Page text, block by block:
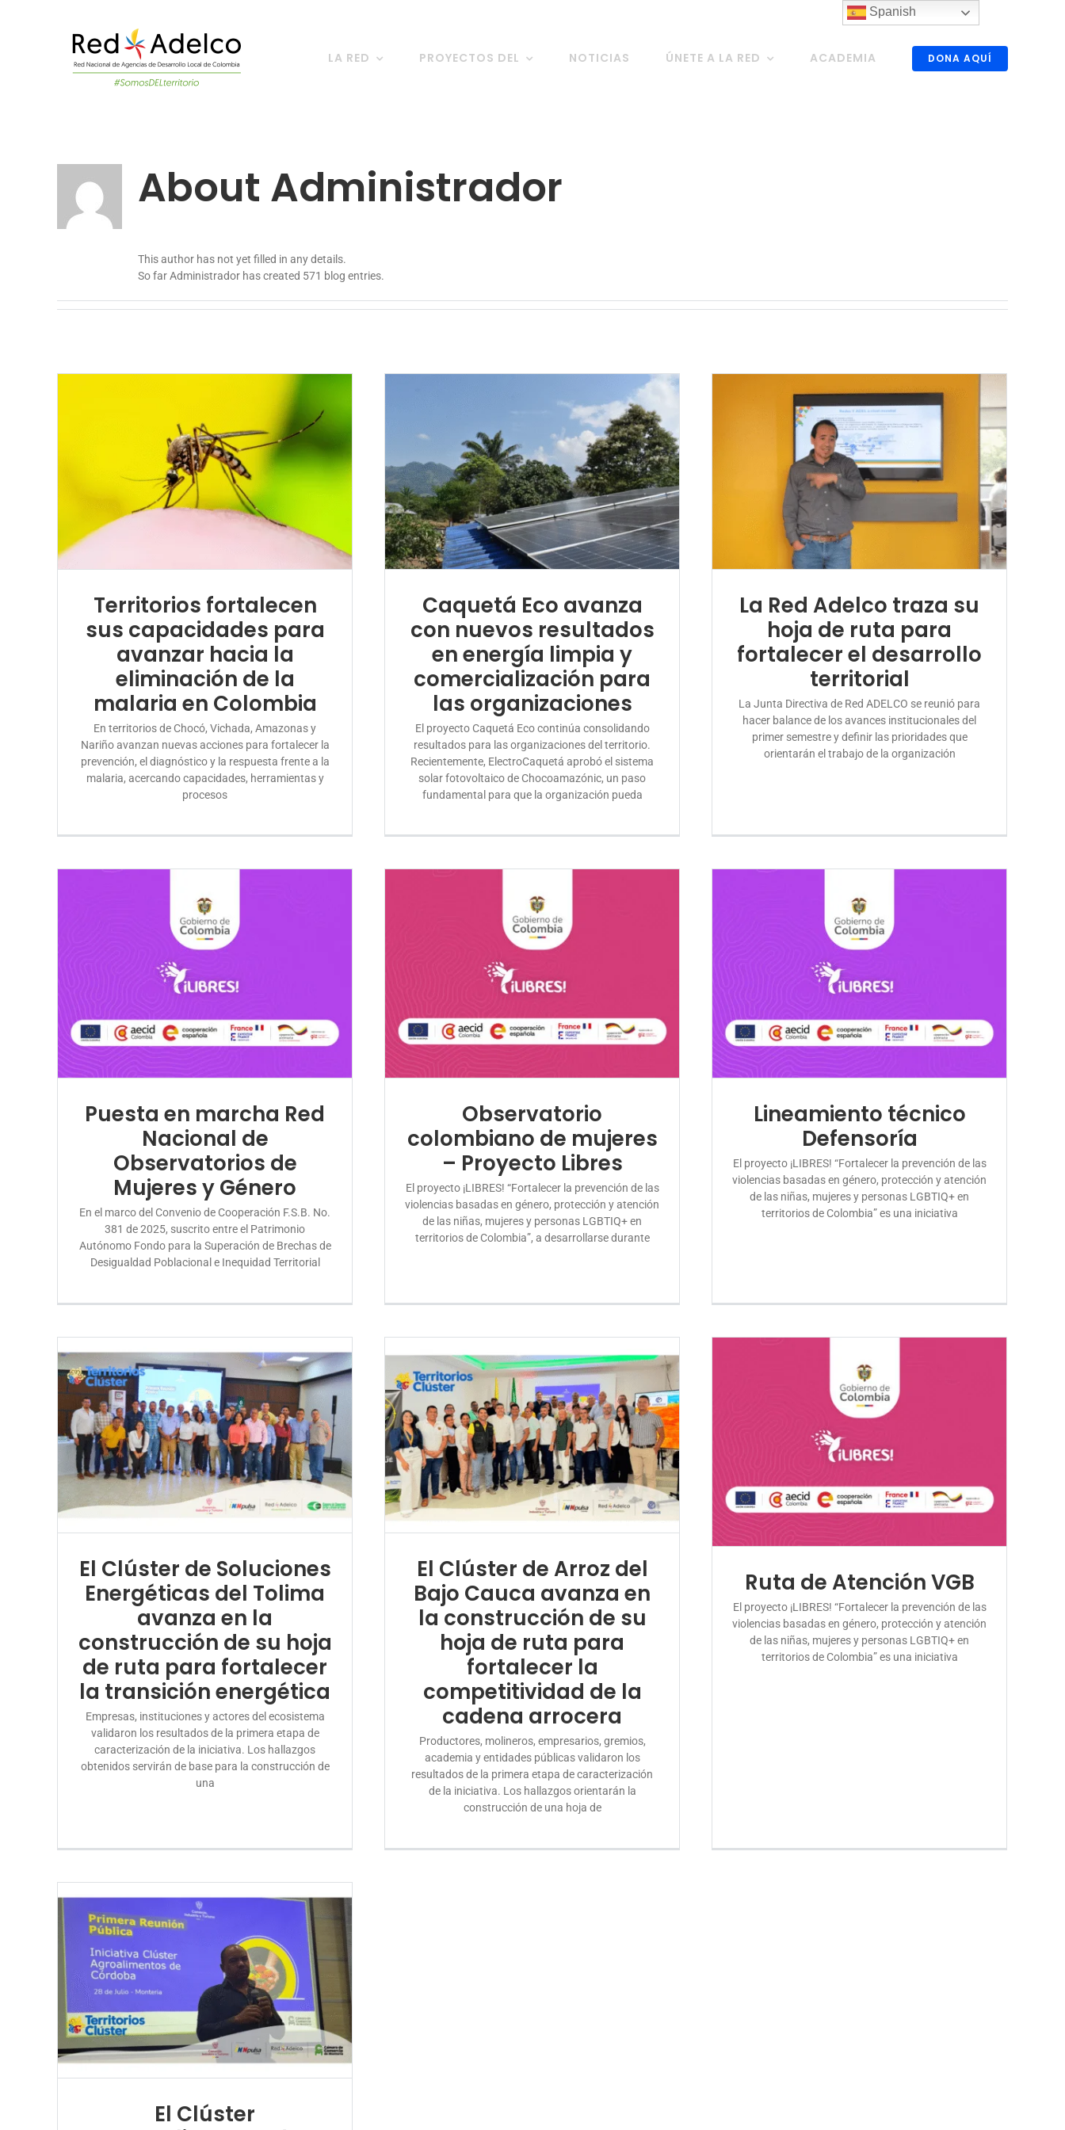
LA RED PROYECTOS DEL NOTICIAS ÚNETE A LA RED ACADEMIA DONA AQUÍ
About Administrador
This author has not yet filled in any details.
So far Administrador has created 571 blog entries.
Territorios fortalecen
sus capacidades para
avanzar hacia la
eliminación de la
malaria en Colombia
En territorios de Chocó, Vichada, Amazonas y
Nariño avanzan nuevas acciones para fortalecer la
prevención, el diagnóstico y la respuesta frente a la
malaria, acercando capacidades, herramientas y
procesos
Caquetá Eco avanza
con nuevos resultados
en energía limpia y
comercialización para
las organizaciones
El proyecto Caquetá Eco continúa consolidando
resultados para las organizaciones del territorio.
Recientemente, ElectroCaquetá aprobó el sistema
solar fotovoltaico de Chocoamazónic, un paso
fundamental para que la organización pueda
La Red Adelco traza su
hoja de ruta para
fortalecer el desarrollo
territorial
La Junta Directiva de Red ADELCO se reunió para
hacer balance de los avances institucionales del
primer semestre y definir las prioridades que
orientarán el trabajo de la organización
Puesta en marcha Red
Nacional de
Observatorios de
Mujeres y Género
En el marco del Convenio de Cooperación F.S.B. No.
381 de 2025, suscrito entre el Patrimonio
Autónomo Fondo para la Superación de Brechas de
Desigualdad Poblacional e Inequidad Territorial
Observatorio
colombiano de mujeres
– Proyecto Libres
El proyecto ¡LIBRES! “Fortalecer la prevención de las
violencias basadas en género, protección y atención
de las niñas, mujeres y personas LGBTIQ+ en
territorios de Colombia”, a desarrollarse durante
Lineamiento técnico
Defensoría
El proyecto ¡LIBRES! “Fortalecer la prevención de las
violencias basadas en género, protección y atención
de las niñas, mujeres y personas LGBTIQ+ en
territorios de Colombia” es una iniciativa
El Clúster de Soluciones
Energéticas del Tolima
avanza en la
construcción de su hoja
de ruta para fortalecer
la transición energética
Empresas, instituciones y actores del ecosistema
validaron los resultados de la primera etapa de
caracterización de la iniciativa. Los hallazgos
obtenidos servirán de base para la construcción de
una
El Clúster de Arroz del
Bajo Cauca avanza en
la construcción de su
hoja de ruta para
fortalecer la
competitividad de la
cadena arrocera
Productores, molineros, empresarios, gremios,
academia y entidades públicas validaron los
resultados de la primera etapa de caracterización
de la iniciativa. Los hallazgos orientarán la
construcción de una hoja de
Ruta de Atención VGB
El proyecto ¡LIBRES! “Fortalecer la prevención de las
violencias basadas en género, protección y atención
de las niñas, mujeres y personas LGBTIQ+ en
territorios de Colombia” es una iniciativa
El Clúster
Spanish